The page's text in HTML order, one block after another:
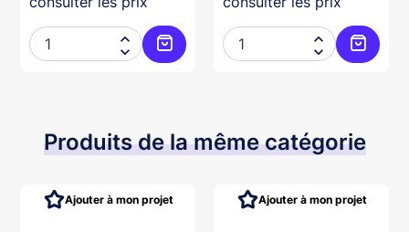


Ajouter au panier


Produits de la même catégorie
Ajouter à mon projet Ajouter à mon projet